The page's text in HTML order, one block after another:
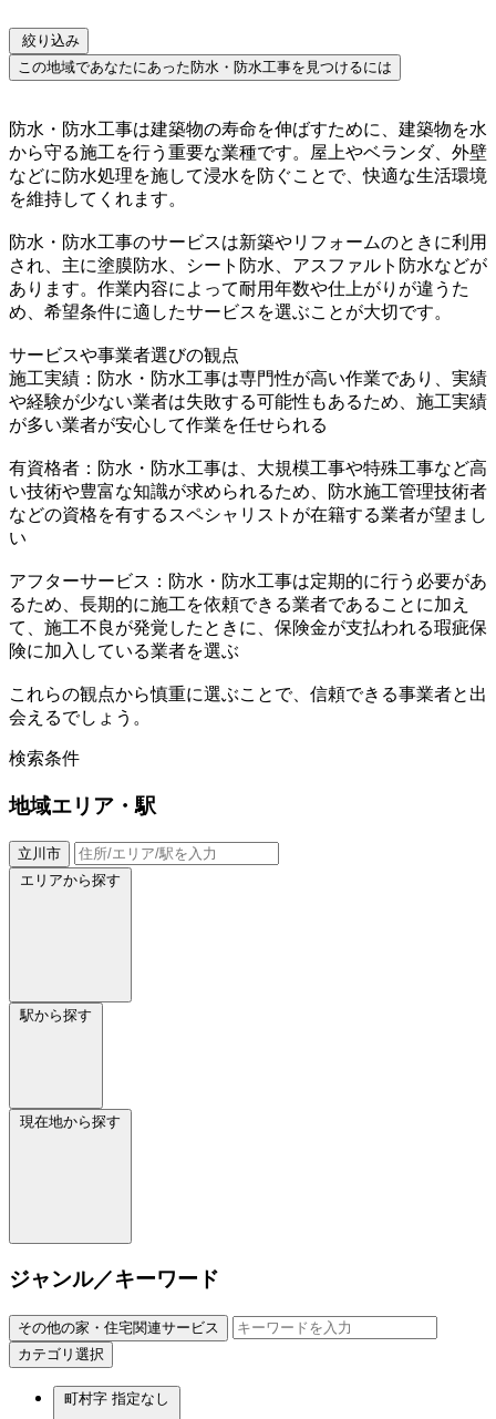
絞り込み
この地域であなたにあった防水・防水工事を見つけるには
防水・防水工事は建築物の寿命を伸ばすために、建築物を水
から守る施工を行う重要な業種です。屋上やベランダ、外壁
などに防水処理を施して浸水を防ぐことで、快適な生活環境
を維持してくれます。
防水・防水工事のサービスは新築やリフォームのときに利用
され、主に塗膜防水、シート防水、アスファルト防水などが
あります。作業内容によって耐用年数や仕上がりが違うた
め、希望条件に適したサービスを選ぶことが大切です。
サービスや事業者選びの観点
施工実績：防水・防水工事は専門性が高い作業であり、実績
や経験が少ない業者は失敗する可能性もあるため、施工実績
が多い業者が安心して作業を任せられる
有資格者：防水・防水工事は、大規模工事や特殊工事など高
い技術や豊富な知識が求められるため、防水施工管理技術者
などの資格を有するスペシャリストが在籍する業者が望まし
い
アフターサービス：防水・防水工事は定期的に行う必要があ
るため、長期的に施工を依頼できる業者であることに加え
て、施工不良が発覚したときに、保険金が支払われる瑕疵保
険に加入している業者を選ぶ
これらの観点から慎重に選ぶことで、信頼できる事業者と出
会えるでしょう。
検索条件
地域エリア・駅
立川市
エリアから探す
駅から探す
現在地から探す
ジャンル／キーワード
その他の家・住宅関連サービス
カテゴリ選択
町村字 指定なし